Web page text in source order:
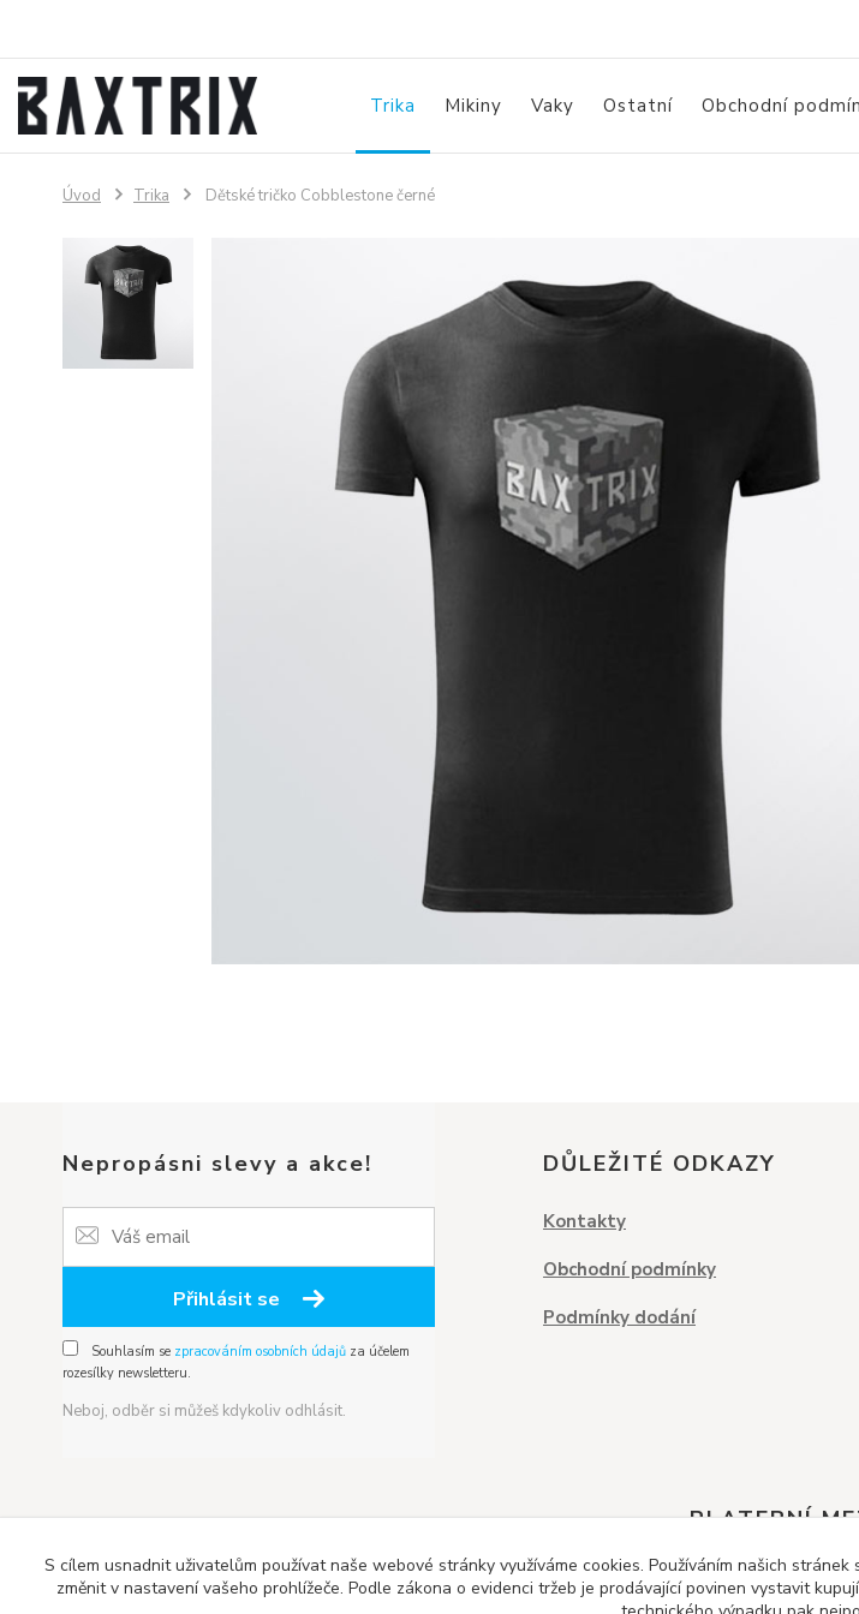
Trika Mikiny Vaky Ostatní Obchodní
Úvod Trika Dětské tričko Cobblestone černé
Nepropásni slevy a akce!
Přihlásit se
Souhlasím se zpracováním osobních údajů za účelem
rozesílky newsletteru.
Neboj, odběr si můžeš kdykoliv odhlásit.
DŮLEŽITÉ ODKAZY
Kontakty
Obchodní podmínky
Podmínky dodání
PLATEBNÍ
S cílem usnadnit uživatelům používat naše webové stránky využíváme cookies. Používáním našich
změnit v nastavení vašeho prohlížeče. Podle zákona o evidenci tržeb je prodávající povinen vystavit